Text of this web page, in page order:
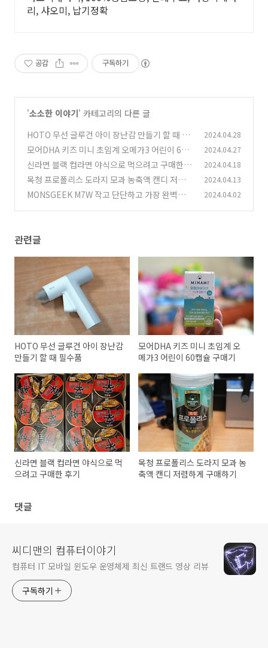
리, 샤오미, 납기정확
공감 구독하기
'소소한 이야기' 카테고리의 다른 글
HOTO 무선 글루건 아이 장난감 만들기 할 때 필
수품
(2)
2024.04.28
모어DHA 키즈 미니 초임계 오메가3 어린이 60
캡슐 구매기
(8)
2024.04.27
신라면 블랙 컵라면 야식으로 먹으려고 구매한 후
기
(1)
2024.04.18
목청 프로폴리스 도라지 모과 농축액 캔디 저렴하
게 구매하기
(0)
2024.04.13
MONSGEEK M7W 작고 단단하고 가장 완벽한
2024.04.02
관련글
HOTO 무선 글루건 아이 장난감
만들기 할 때 필수품
모어DHA 키즈 미니 초임계 오
메가3 어린이 60캡슐 구매기
신라면 블랙 컵라면 야식으로 먹
으려고 구매한 후기
목청 프로폴리스 도라지 모과 농
축액 캔디 저렴하게 구매하기
댓글
씨디맨의 컴퓨터이야기
컴퓨터 IT 모바일 윈도우 운영체제 최신 트랜드 영상 리뷰
구독하기